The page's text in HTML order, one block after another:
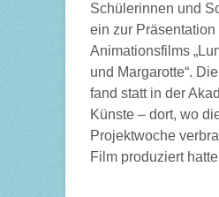
Schülerinnen und
ein zur Präsentation
Animationsfilms
und Margarotte“.
fand statt in der
Künste – dort, wo
Projektwoche
Film produziert